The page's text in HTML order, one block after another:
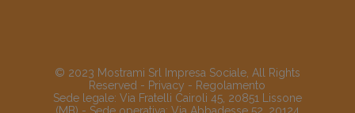
© 2023 Mostrami Srl Impresa Sociale, All Rights
Reserved - Privacy - Regolamento
Sede legale: Via Fratelli Cairoli 45, 20851 Lissone